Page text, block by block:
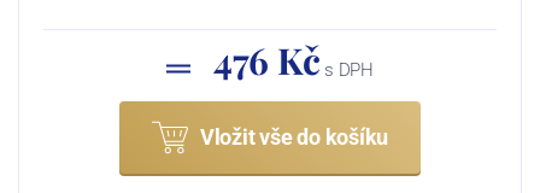
476 Kč s DPH
Vložit vše do košíku